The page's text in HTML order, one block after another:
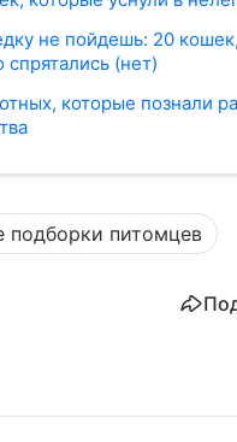
не пойдешь: 20
(нет)
которые познали
питомцев